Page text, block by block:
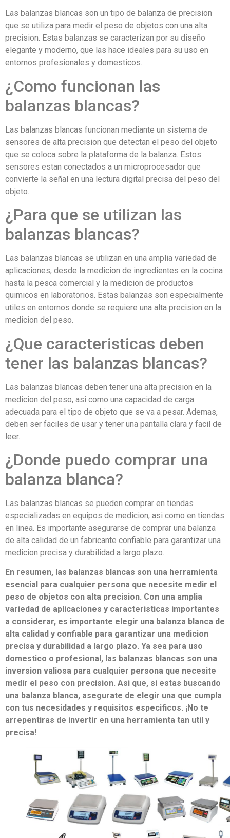
Las balanzas blancas son un tipo de balanza de precision
que se utiliza para medir el peso de objetos con una alta
precision. Estas balanzas se caracterizan por su diseño
elegante y moderno, que las hace ideales para su uso en
entornos profesionales y domesticos.
¿Como funcionan las
balanzas blancas?
Las balanzas blancas funcionan mediante un sistema de
sensores de alta precision que detectan el peso del objeto
que se coloca sobre la plataforma de la balanza. Estos
sensores estan conectados a un microprocesador que
convierte la señal en una lectura digital precisa del peso del
objeto.
¿Para que se utilizan las
balanzas blancas?
Las balanzas blancas se utilizan en una amplia variedad de
aplicaciones, desde la medicion de ingredientes en la cocina
hasta la pesca comercial y la medicion de productos
quimicos en laboratorios. Estas balanzas son especialmente
utiles en entornos donde se requiere una alta precision en la
medicion del peso.
¿Que caracteristicas deben
tener las balanzas blancas?
Las balanzas blancas deben tener una alta precision en la
medicion del peso, asi como una capacidad de carga
adecuada para el tipo de objeto que se va a pesar. Ademas,
deben ser faciles de usar y tener una pantalla clara y facil de
leer.
¿Donde puedo comprar una
balanza blanca?
Las balanzas blancas se pueden comprar en tiendas
especializadas en equipos de medicion, asi como en tiendas
en linea. Es importante asegurarse de comprar una balanza
de alta calidad de un fabricante confiable para garantizar una
medicion precisa y durabilidad a largo plazo.
En resumen, las balanzas blancas son una herramienta
esencial para cualquier persona que necesite medir el
peso de objetos con alta precision. Con una amplia
variedad de aplicaciones y caracteristicas importantes
a considerar, es importante elegir una balanza blanca de
alta calidad y confiable para garantizar una medicion
precisa y durabilidad a largo plazo. Ya sea para uso
domestico o profesional, las balanzas blancas son una
inversion valiosa para cualquier persona que necesite
medir el peso con precision. Asi que, si estas buscando
una balanza blanca, asegurate de elegir una que cumpla
con tus necesidades y requisitos especificos. ¡No te
arrepentiras de invertir en una herramienta tan util y
precisa!